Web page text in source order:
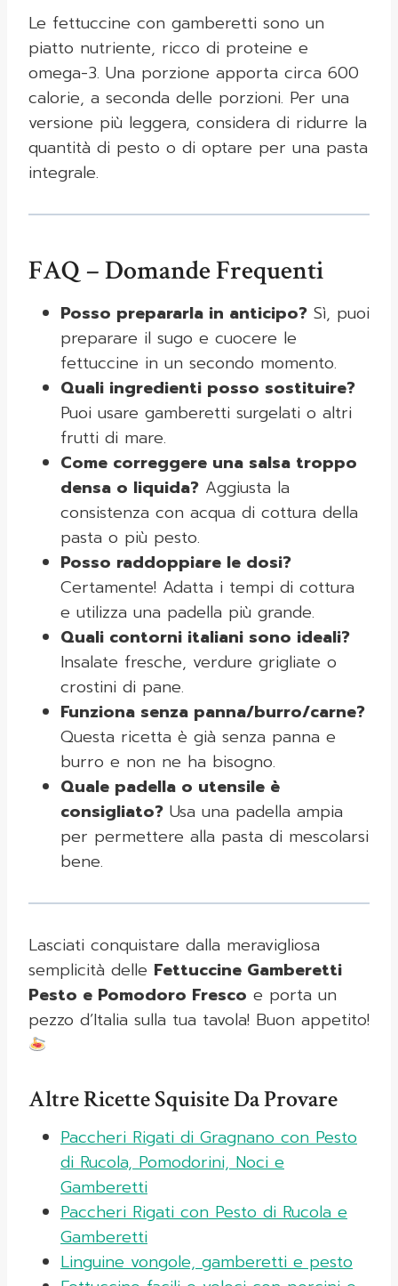
Le fettuccine con gamberetti sono un
piatto nutriente, ricco di proteine e
omega-3. Una porzione apporta circa 600
calorie, a seconda delle porzioni. Per una
versione più leggera, considera di ridurre la
quantità di pesto o di optare per una pasta
integrale.
FAQ – Domande Frequenti
Posso prepararla in anticipo? Sì, puoi
preparare il sugo e cuocere le
fettuccine in un secondo momento.
Quali ingredienti posso sostituire?
Puoi usare gamberetti surgelati o altri
frutti di mare.
Come correggere una salsa troppo
densa o liquida? Aggiusta la
consistenza con acqua di cottura della
pasta o più pesto.
Posso raddoppiare le dosi?
Certamente! Adatta i tempi di cottura
e utilizza una padella più grande.
Quali contorni italiani sono ideali?
Insalate fresche, verdure grigliate o
crostini di pane.
Funziona senza panna/burro/carne?
Questa ricetta è già senza panna e
burro e non ne ha bisogno.
Quale padella o utensile è
consigliato? Usa una padella ampia
per permettere alla pasta di mescolarsi
bene.
Lasciati conquistare dalla meravigliosa
semplicità delle Fettuccine Gamberetti
Pesto e Pomodoro Fresco e porta un
pezzo d’Italia sulla tua tavola! Buon appetito!
Altre Ricette Squisite Da Provare
Paccheri Rigati di Gragnano con Pesto
di Rucola, Pomodorini, Noci e
Gamberetti
Paccheri Rigati con Pesto di Rucola e
Gamberetti
Linguine vongole, gamberetti e pesto